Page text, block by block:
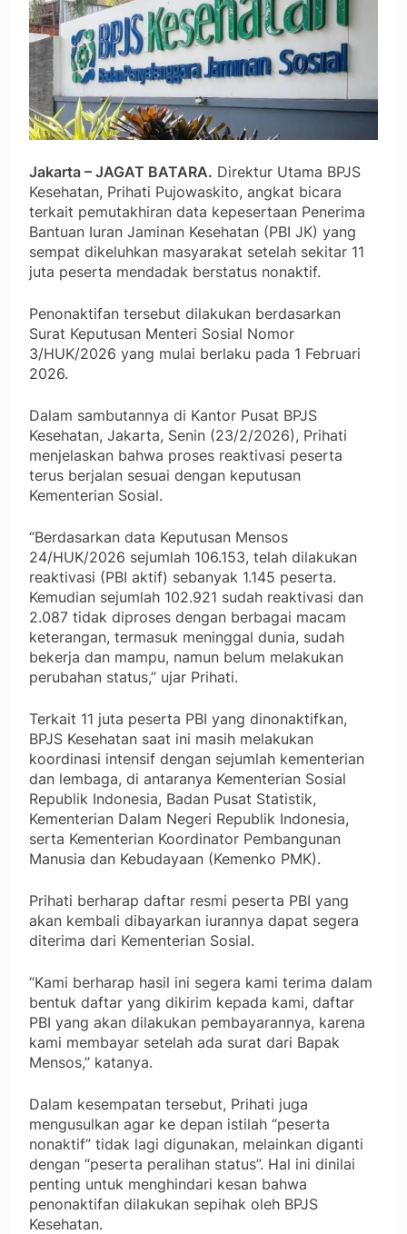
Jakarta – JAGAT BATARA. Direktur Utama BPJS
Kesehatan, Prihati Pujowaskito, angkat bicara
terkait pemutakhiran data kepesertaan Penerima
Bantuan Iuran Jaminan Kesehatan (PBI JK) yang
sempat dikeluhkan masyarakat setelah sekitar 11
juta peserta mendadak berstatus nonaktif.
Penonaktifan tersebut dilakukan berdasarkan
Surat Keputusan Menteri Sosial Nomor
3/HUK/2026 yang mulai berlaku pada 1 Februari
2026.
Dalam sambutannya di Kantor Pusat BPJS
Kesehatan, Jakarta, Senin (23/2/2026), Prihati
menjelaskan bahwa proses reaktivasi peserta
terus berjalan sesuai dengan keputusan
Kementerian Sosial.
“Berdasarkan data Keputusan Mensos
24/HUK/2026 sejumlah 106.153, telah dilakukan
reaktivasi (PBI aktif) sebanyak 1.145 peserta.
Kemudian sejumlah 102.921 sudah reaktivasi dan
2.087 tidak diproses dengan berbagai macam
keterangan, termasuk meninggal dunia, sudah
bekerja dan mampu, namun belum melakukan
perubahan status,” ujar Prihati.
Terkait 11 juta peserta PBI yang dinonaktifkan,
BPJS Kesehatan saat ini masih melakukan
koordinasi intensif dengan sejumlah kementerian
dan lembaga, di antaranya Kementerian Sosial
Republik Indonesia, Badan Pusat Statistik,
Kementerian Dalam Negeri Republik Indonesia,
serta Kementerian Koordinator Pembangunan
Manusia dan Kebudayaan (Kemenko PMK).
Prihati berharap daftar resmi peserta PBI yang
akan kembali dibayarkan iurannya dapat segera
diterima dari Kementerian Sosial.
“Kami berharap hasil ini segera kami terima dalam
bentuk daftar yang dikirim kepada kami, daftar
PBI yang akan dilakukan pembayarannya, karena
kami membayar setelah ada surat dari Bapak
Mensos,” katanya.
Dalam kesempatan tersebut, Prihati juga
mengusulkan agar ke depan istilah “peserta
nonaktif” tidak lagi digunakan, melainkan diganti
dengan “peserta peralihan status”. Hal ini dinilai
penting untuk menghindari kesan bahwa
penonaktifan dilakukan sepihak oleh BPJS
Kesehatan.